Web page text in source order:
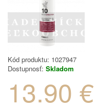
Kód produktu: 1027947
Dostupnosť: Skladom
13.90 €